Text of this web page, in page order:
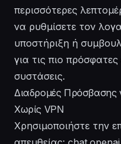
περισσότερες
να ρυθμίσετε τον
υποστήριξη ή
για τις πιο πρόσφατες
συστάσεις.
Διαδρομές Πρόσβασης
Χωρίς VPN
Χρησιμοποιήστε την